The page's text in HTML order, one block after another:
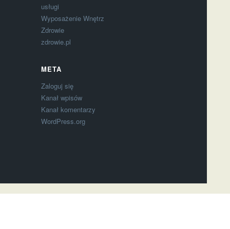
usługi
Wyposażenie Wnętrz
Zdrowie
zdrowie.pl
META
Zaloguj się
Kanał wpisów
Kanał komentarzy
WordPress.org